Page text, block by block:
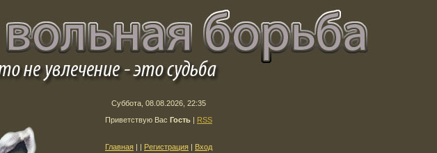
Суббота, 08.08.2026, 22:35
Приветствую Вас Гость | RSS
Главная | | Регистрация | Вход